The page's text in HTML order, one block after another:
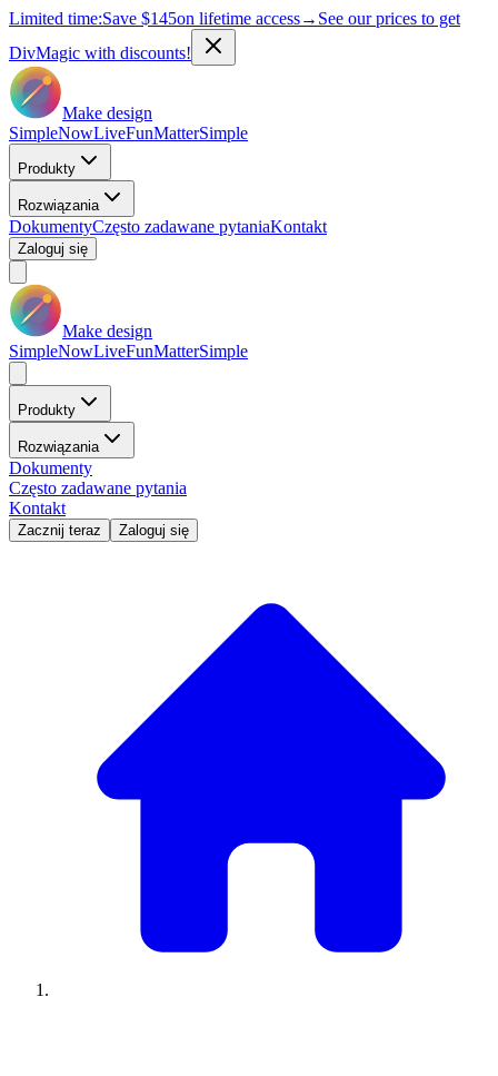
Limited time:Save $145on lifetime access→ See our prices to get
DivMagic with discounts!
Make design
SimpleNowLiveFunMatterSimple
Produkty
Rozwiązania
DokumentyCzęsto zadawane pytaniaKontakt
Zaloguj się
Make design
SimpleNowLiveFunMatterSimple
Produkty
Rozwiązania
Dokumenty
Często zadawane pytania
Kontakt
Zacznij teraz Zaloguj się